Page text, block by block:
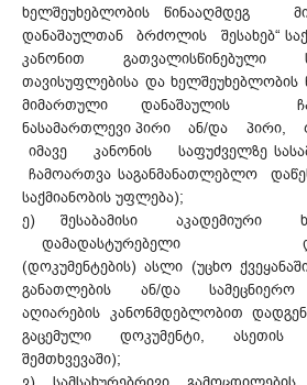
ხელშეუხებლობის წინააღმდეგ
დანაშაულთან ბრძოლის შესახებ“
კანონით გათვალისწინებული
თავისუფლებისა და ხელშეუხებლობის
მიმართული დანაშაულის
ნასამართლევი პირი ან/და პირი,
იმავე კანონის საფუძველზე
ჩამოართვა საგანმანათლებლო
საქმიანობის უფლება);
ე) შესაბამისი აკადემიური
დამადასტურებელი
(დოკუმენტების) ასლი (უცხო
განათლების ან/და სამეცნიერო
აღიარების კანონმდებლობით
გაცემული დოკუმენტი, ასეთის
შემთხვევაში);